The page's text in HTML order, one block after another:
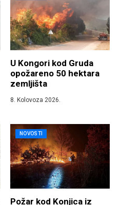
U Kongori kod Gruda
opožareno 50 hektara
zemljišta
8. Kolovoza 2026.
NOVOSTI
Požar kod Konjica iz